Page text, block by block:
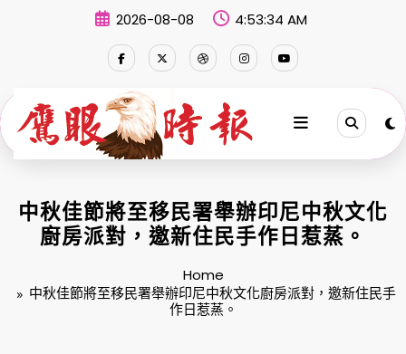
2026-08-08 4:53:35 AM
中秋佳節將至移民署舉辦印尼中秋文化
廚房派對，邀新住民手作日惹蒸。
Home
中秋佳節將至移民署舉辦印尼中秋文化廚房派對，邀新住民手
作日惹蒸。